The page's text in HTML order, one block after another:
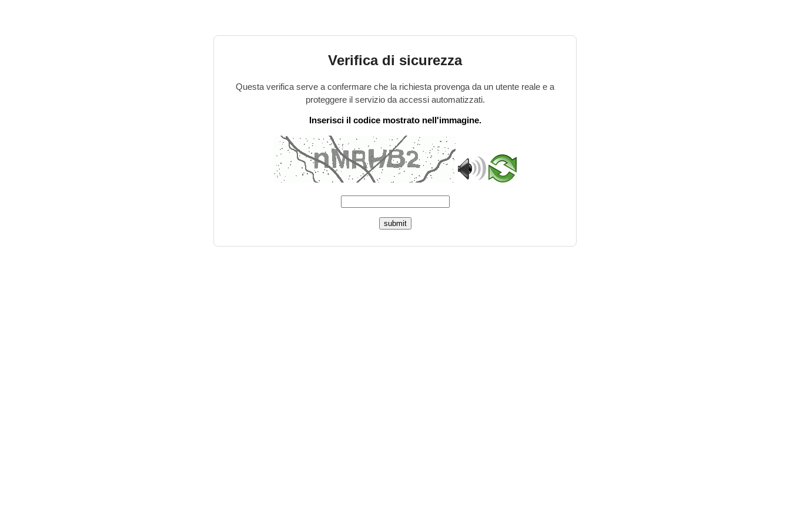
Verifica di sicurezza
Questa verifica serve a confermare che la richiesta provenga da un utente reale e a
proteggere il servizio da accessi automatizzati.
Inserisci il codice mostrato nell'immagine.
submit